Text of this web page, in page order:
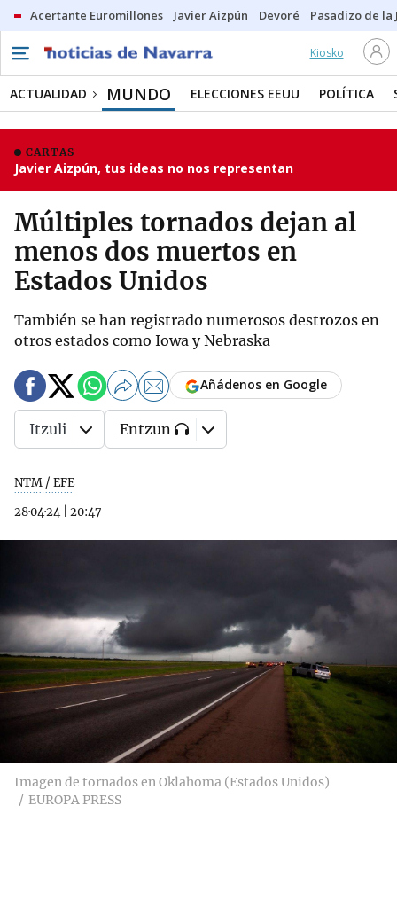
Acertante Euromillones Javier Aizpún Devoré Pasadizo de la
Kiosko
ACTUALIDAD MUNDO ELECCIONES EEUU POLÍTICA
CARTAS
Javier Aizpún, tus ideas no nos representan
Múltiples tornados dejan al
menos dos muertos en
Estados Unidos
También se han registrado numerosos destrozos en
otros estados como Iowa y Nebraska
NTM / EFE
28·04·24
20:47
Añádenos en Google
Itzuli Entzun
Imagen de tornados en Oklahoma (Estados Unidos)
EUROPA PRESS